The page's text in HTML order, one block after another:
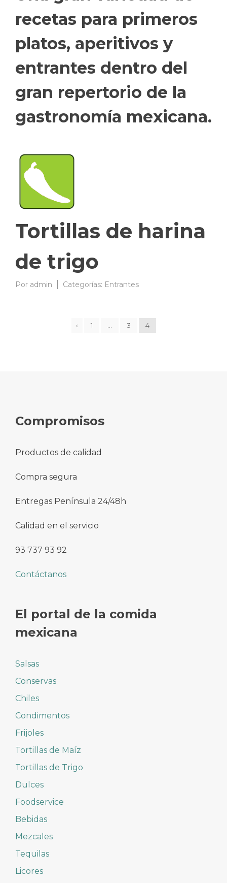
recetas para primeros
platos, aperitivos y
entrantes dentro del
gran repertorio de la
gastronomía mexicana.
Tortillas de harina
de trigo
Por admin 08/09/2007
Categorías: Entrantes
‹ 1 3 4
Compromisos
Productos de calidad
Compra segura
Entregas Península 24/48h
Calidad en el servicio
93 737 93 92
Contáctanos
El portal de la comida
mexicana
Salsas
Conservas
Chiles
Condimentos
Frijoles
Tortillas de Maíz
Tortillas de Trigo
Dulces
Foodservice
Bebidas
Mezcales
Tequilas
Licores